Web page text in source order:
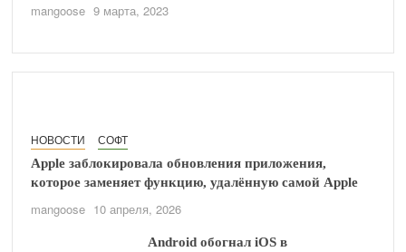
mangoose 9 марта, 2023
НОВОСТИ СОФТ
Apple заблокировала обновления приложения,
которое заменяет функцию, удалённую самой Apple
mangoose 10 апреля, 2026
Android обогнал iOS в